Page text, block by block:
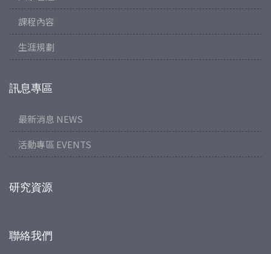
課程內容
生涯規劃
訊息專區
最新消息 NEWS
活動專區 EVENTS
研究資源
聯絡我們